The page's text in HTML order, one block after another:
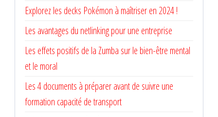
Explorez les decks Pokémon à maîtriser en 2024 !
Les avantages du netlinking pour une entreprise
Les effets positifs de la Zumba sur le bien-être mental
et le moral
Les 4 documents à préparer avant de suivre une
formation capacité de transport